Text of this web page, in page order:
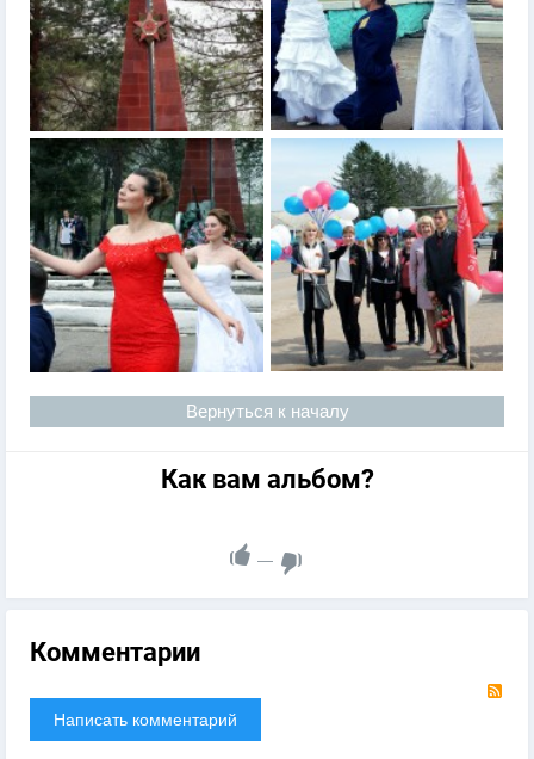
Вернуться к началу
Как вам альбом?
—
Комментарии
Написать комментарий